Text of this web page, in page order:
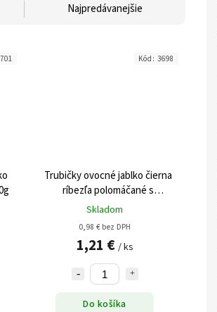
Najpredávanejšie
Trubičky ovocné jablko čierna
ríbezľa polomáčané s
čokoládou 24g
Skladom
0,98 € bez DPH
1,21 € / ks
Do košíka
Kód: 3698